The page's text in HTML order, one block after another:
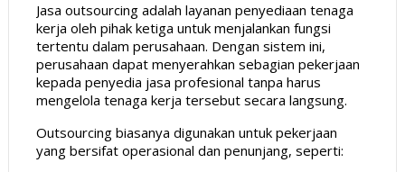
Jasa outsourcing adalah layanan penyediaan tenaga
kerja oleh pihak ketiga untuk menjalankan fungsi
tertentu dalam perusahaan. Dengan sistem ini,
perusahaan dapat menyerahkan sebagian pekerjaan
kepada penyedia jasa profesional tanpa harus
mengelola tenaga kerja tersebut secara langsung.
Outsourcing biasanya digunakan untuk pekerjaan
yang bersifat operasional dan penunjang, seperti: